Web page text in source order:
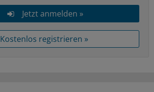
Jetzt anmelden »
Kostenlos registrieren »